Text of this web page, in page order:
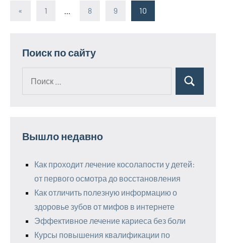
«
Предыдущие
1 8 9 10
Поиск по сайту
Поиск
Вышло недавно
Как проходит лечение косолапости у детей:
от первого осмотра до восстановления
Как отличить полезную информацию о
здоровье зубов от мифов в интернете
Эффективное лечение кариеса без боли
Курсы повышения квалификации по